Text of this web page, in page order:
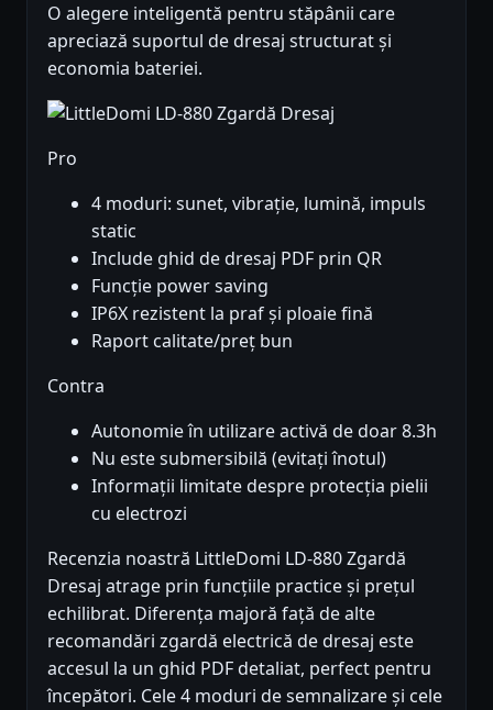
O alegere inteligentă pentru stăpânii care
apreciază suportul de dresaj structurat și
economia bateriei.
Pro
4 moduri: sunet, vibrație, lumină, impuls
static
Include ghid de dresaj PDF prin QR
Funcție power saving
IP6X rezistent la praf și ploaie fină
Raport calitate/preț bun
Contra
Autonomie în utilizare activă de doar 8.3h
Nu este submersibilă (evitați înotul)
Informații limitate despre protecția pielii
cu electrozi
Recenzia noastră LittleDomi LD-880 Zgardă
Dresaj atrage prin funcțiile practice și prețul
echilibrat. Diferența majoră față de alte
recomandări zgardă electrică de dresaj este
accesul la un ghid PDF detaliat, perfect pentru
începători. Cele 4 moduri de semnalizare și cele